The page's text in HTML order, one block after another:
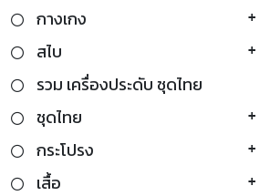
กางเกง
สไบ
รวม เครื่องประดับ ชุดไทย
ชุดไทย
กระโปรง
เสื้อ